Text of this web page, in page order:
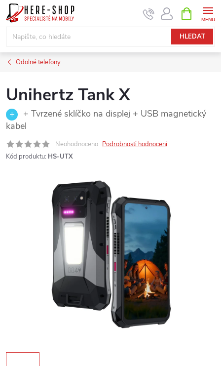
Přejít
na
obsah
HLEDAT
NÁKUPNÍ
KOŠÍK
Odolné telefony
Unihertz Tank X
+ Tvrzené sklíčko na displej + USB magnetický
kabel
Neohodnoceno Podrobnosti hodnocení
Kód produktu: HS-UTX